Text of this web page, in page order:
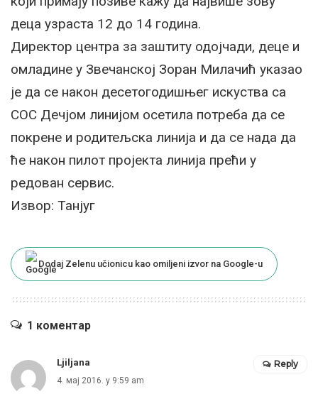
деца узраста 12 до 14 година.
Директор центра за заштиту одоjчади, деце и
омладине у Звечанскоj Зоран Mилачић указао
jе да се након десетогодишњег искуства са
СOС Дечjом линиjом осетила потреба да се
покрене и родитељска линиjа и да се нада да
ће након пилот проjекта линиjа прећи у
редован сервис.
Извор: Танјуг
Dodaj Zelenu učionicu kao omiljeni izvor na Google-u
1 коментар
Ljiljana
4. мај 2016. у 9:59 am
Reply